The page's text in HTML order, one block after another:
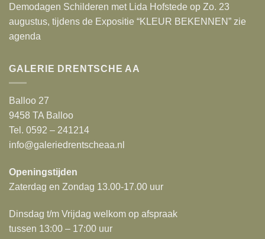
Demodagen Schilderen met Lida Hofstede op Zo. 23
augustus, tijdens de Expositie “KLEUR BEKENNEN” zie
agenda
GALERIE DRENTSCHE AA
Balloo 27
9458 TA Balloo
Tel. 0592 – 241214
info@galeriedrentscheaa.nl
Openingstijden
Zaterdag en Zondag 13.00-17.00 uur
Dinsdag t/m Vrijdag welkom op afspraak
tussen 13:00 – 17:00 uur